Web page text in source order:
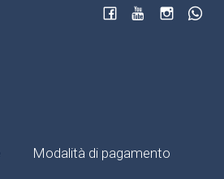
Modalità di pagamento